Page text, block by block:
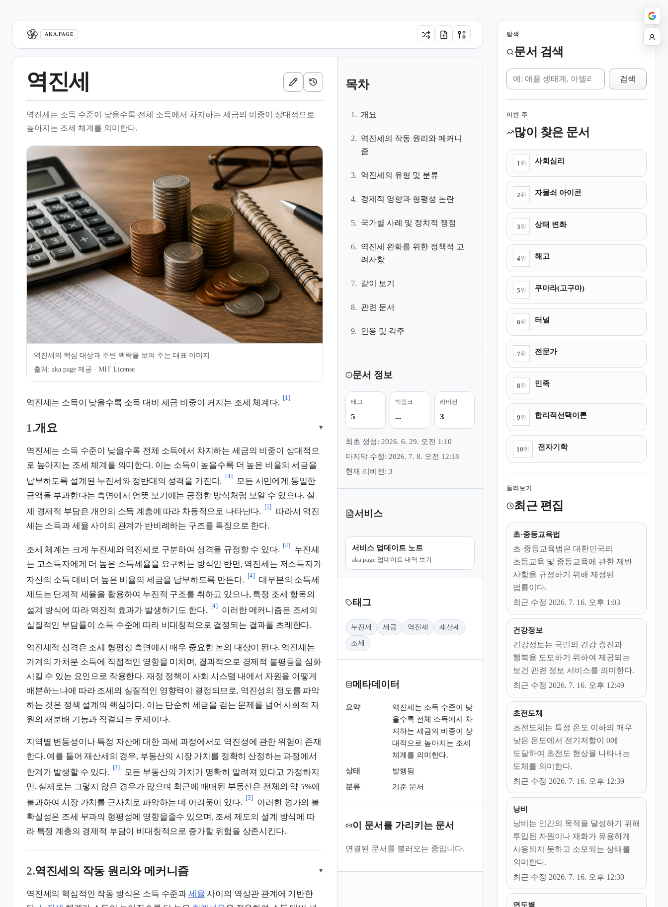
AKA.PAGE
역진세
역진세는 소득 수준이 낮을수록 전체 소득에서 차지하는 세금의 비중이 상대적으로
높아지는 조세 체계를 의미한다.
역진세의 핵심 대상과 주변 맥락을 보여 주는 대표 이미지
출처: aka.page 제공 · MIT License
역진세는 소득이 낮을수록 소득 대비 세금 비중이 커지는 조세 체계다.
[1]
1.개요 ▾
역진세는 소득 수준이 낮을수록 전체 소득에서 차지하는 세금의 비중이 상대적으
로 높아지는 조세 체계를 의미한다. 이는 소득이 높을수록 더 높은 비율의 세금을
납부하도록 설계된 누진세와 정반대의 성격을 가진다.
[4]
모든 시민에게 동일한
금액을 부과한다는 측면에서 언뜻 보기에는 공정한 방식처럼 보일 수 있으나, 실
제 경제적 부담은 개인의 소득 계층에 따라 차등적으로 나타난다.
[1]
따라서 역진
세는 소득과 세율 사이의 관계가 반비례하는 구조를 특징으로 한다.
조세 체계는 크게 누진세와 역진세로 구분하여 성격을 규정할 수 있다.
[4]
누진세
는 고소득자에게 더 높은 소득세율을 요구하는 방식인 반면, 역진세는 저소득자가
자신의 소득 대비 더 높은 비율의 세금을 납부하도록 만든다.
[4]
대부분의 소득세
제도는 단계적 세율을 활용하여 누진적 구조를 취하고 있으나, 특정 조세 항목의
설계 방식에 따라 역진적 효과가 발생하기도 한다.
[4]
이러한 메커니즘은 조세의
실질적인 부담률이 소득 수준에 따라 비대칭적으로 결정되는 결과를 초래한다.
역진세적 성격은 조세 형평성 측면에서 매우 중요한 논의 대상이 된다. 역진세는
가계의 가처분 소득에 직접적인 영향을 미치며, 결과적으로 경제적 불평등을 심화
시킬 수 있는 요인으로 작용한다. 재정 정책이 사회 시스템 내에서 자원을 어떻게
배분하느냐에 따라 조세의 실질적인 영향력이 결정되므로, 역진성의 정도를 파악
하는 것은 정책 설계의 핵심이다. 이는 단순히 세금을 걷는 문제를 넘어 사회적 자
원의 재분배 기능과 직결되는 문제이다.
지역별 변동성이나 특정 자산에 대한 과세 과정에서도 역진성에 관한 위험이 존재
한다. 예를 들어 재산세의 경우, 부동산의 시장 가치를 정확히 산정하는 과정에서
한계가 발생할 수 있다.
[3]
모든 부동산의 가치가 명확히 알려져 있다고 가정하지
만, 실제로는 그렇지 않은 경우가 많으며 최근에 매매된 부동산은 전체의 약 5%에
불과하여 시장 가치를 근사치로 파악하는 데 어려움이 있다.
[3]
이러한 평가의 불
확실성은 조세 부과의 형평성에 영향을줄수 있으며, 조세 제도의 설계 방식에 따
라 특정 계층의 경제적 부담이 비대칭적으로 증가할 위험을 상존시킨다.
2.역진세의 작동 원리와 메커니즘 ▾
역진세의 핵심적인 작동 방식은 소득 수준과 세율 사이의 역상관 관계에 기반한
목차
1. 개요
2. 역진세의 작동 원리와 메커니
즘
3. 역진세의 유형 및 분류
4. 경제적 영향과 형평성 논란
5. 국가별 사례 및 정치적 쟁점
6. 역진세 완화를 위한 정책적 고
려사항
7. 같이 보기
8. 관련 문서
9. 인용 및 각주
문서 정보
태그
5
백링크
...
리비전
3
최초 생성: 2026. 6. 29. 오전 1:10
마지막 수정: 2026. 7. 8. 오전 12:18
현재 리비전: 3
서비스
서비스 업데이트 노트
aka.page 업데이트 내역 보기
태그
누진세 세금 역진세 재산세
조세
메타데이터
요약
역진세는 소득 수준이 낮
을수록 전체 소득에서 차
지하는 세금의 비중이 상
대적으로 높아지는 조세
체계를 의미한다.
상태
발행됨
분류
기준 문서
이 문서를 가리키는 문서
연결된 문서를 불러오는 중입니다.
개요
역진세의 작동 원리와 메커니
역진세의 유형 및 분류
경제적 영향과 형평성 논란
국가별 사례 및 정치적 쟁점
역진세 완화를 위한 정책적 고
려사항
같이 보기
관련 문서
인용 및 각주
탐색
문서 검색
위키 검색
검색
이번 주
많이 찾은 문서
1 위 사회심리
2위 자물쇠 아이콘
3위 상태 변화
4위 해고
5위 쿠마라(고구마)
6위 터널
7위 전문가
8위 민족
9위 합리적선택이론
10위 전자기학
둘러보기
최근 편집
초·중등교육법
초·중등교육법은 대한민국의
초등교육 및 중등교육에 관한 제반
사항을 규정하기 위해 제정된
법률이다.
최근 수정 2026. 7. 16. 오후 1:03
건강정보
건강정보는 국민의 건강 증진과
행복을 도모하기 위하여 제공되는
보건 관련 정보 서비스를 의미한다.
최근 수정 2026. 7. 16. 오후 12:49
초전도체
초전도체는 특정 온도 이하의 매우
낮은 온도에서 전기저항이 0에
도달하여 초전도 현상을 나타내는
도체를 의미한다.
최근 수정 2026. 7. 16. 오후 12:39
낭비
낭비는 인간의 목적을 달성하기 위해
투입된 자원이나 재화가 유용하게
사용되지 못하고 소모되는 상태를
의미한다.
최근 수정 2026. 7. 16. 오후 12:30
연도별